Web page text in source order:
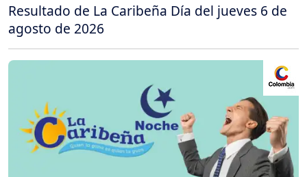
Resultado de La Caribeña Día del jueves 6 de
agosto de 2026